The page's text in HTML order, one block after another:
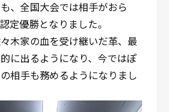
、全国大会では相手がおら
定優勝となりました。
木家の血を受け継いだ革、最
に出るようになり、今ではぽ
相手も務めるようになりまし